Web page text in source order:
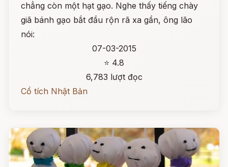
chẳng còn một hạt gạo. Nghe thấy tiếng chày
giã bánh gạo bắt đầu rộn rã xa gần, ông lão
nói:
07-03-2015
⭐ 4.8
6,783 lượt đọc
Cổ tích Nhật Bản